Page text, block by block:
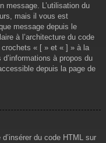
message. L’utilisation du
mais il vous est
message depuis le
à l’architecture du code
« [ » et « ] » à la
à propos du
depuis la page de
du code HTML sur